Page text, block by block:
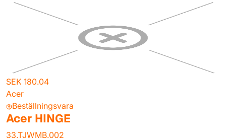
SEK 180.04
Acer
Beställningsvara
Acer HINGE
33.TJWMB.002